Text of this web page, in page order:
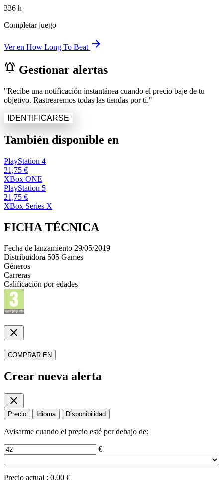
336 h
Completar juego
Ver en How Long To Beat arrow_forward
notifications_active Gestionar alertas
"Recibe una notificación instantánea cuando el precio baje de tu
objetivo. Rastrearemos todas las tiendas por ti."
IDENTIFICARSE
También disponible en
PlayStation 4
21,75 €
XBox ONE
PlayStation 5
21,75 €
XBox Series X
FICHA TÉCNICA
Fecha de lanzamiento 29/05/2019
Distribuidora 505 Games
Géneros
Carreras
Calificación por edades
close
COMPRAR EN
Crear nueva alerta
close
Precio Idioma Disponibilidad
Avisarme cuando el precio esté por debajo de:
€
Precio actual : 0.00 €